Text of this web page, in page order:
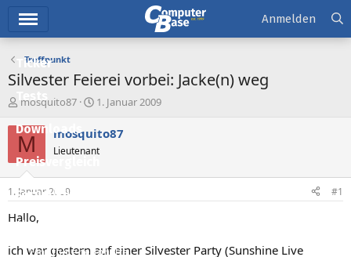
Ticker
Downloads
Preisvergleich
Forum
Aktuelles
Empfohlene Inhalte
Anmelden
Treffpunkt
Silvester Feierei vorbei: Jacke(n) weg
E
s
t
e
e
r
mosquito87
E
s
e
t
1. Januar 2009
M mosquito87
Lieutenant
1. Januar 2009 #1
Hallo,
ich war gestern auf einer Silvester Party (Sunshine Live